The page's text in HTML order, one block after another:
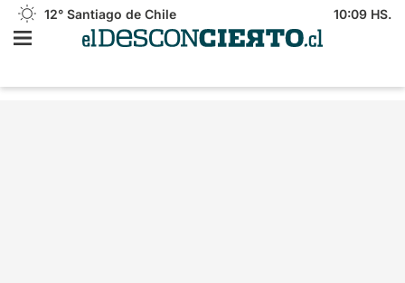
12° Santiago de Chile 10:09 HS.